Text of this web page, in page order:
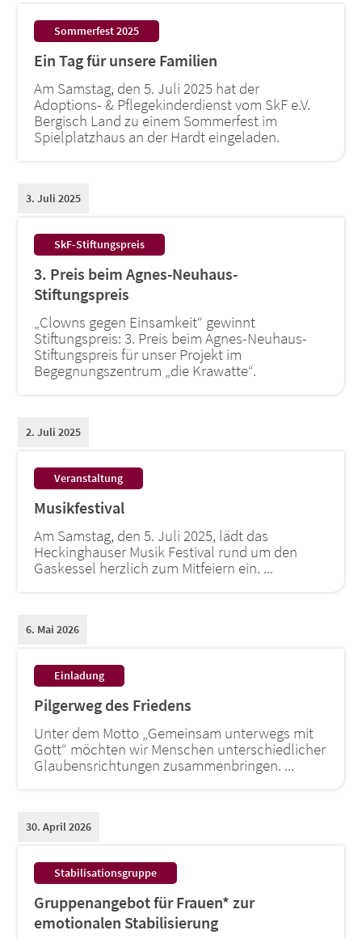
Sommerfest 2025:
Ein Tag für unsere Familien
Am Samstag, den 5. Juli 2025 hat der
Adoptions- & Pflegekinderdienst vom SkF e.V.
Bergisch Land zu einem Sommerfest im
Spielplatzhaus an der Hardt eingeladen.
SkF-Stiftungspreis:
3. Preis beim Agnes-Neuhaus-
Stiftungspreis
3. Juli 2025
„Clowns gegen Einsamkeit“ gewinnt
Stiftungspreis: 3. Preis beim Agnes-Neuhaus-
Stiftungspreis für unser Projekt im
Begegnungszentrum „die Krawatte“.
Veranstaltung:
Musikfestival
2. Juli 2025
Am Samstag, den 5. Juli 2025, lädt das
Heckinghauser Musik Festival rund um den
Gaskessel herzlich zum Mitfeiern ein. ...
Einladung:
Pilgerweg des Friedens
6. Mai 2026
Unter dem Motto „Gemeinsam unterwegs mit
Gott“ möchten wir Menschen unterschiedlicher
Glaubensrichtungen zusammenbringen. ...
Stabilisationsgruppe:
Gruppenangebot für Frauen* zur
emotionalen Stabilisierung
30. April 2026